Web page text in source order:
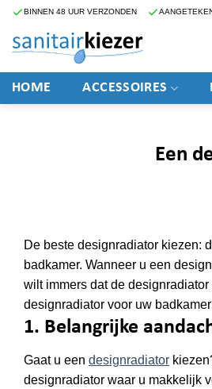
Ga
inhoud
BINNEN 48 UUR VERZONDEN
HOME ACCESSOIRES
Een
De beste designradiator kiezen:
badkamer. Wanneer u een
wilt immers dat de
designradiator voor uw
1. Belangrijke
Gaat u een designradiator
designradiator waar u makkelijk